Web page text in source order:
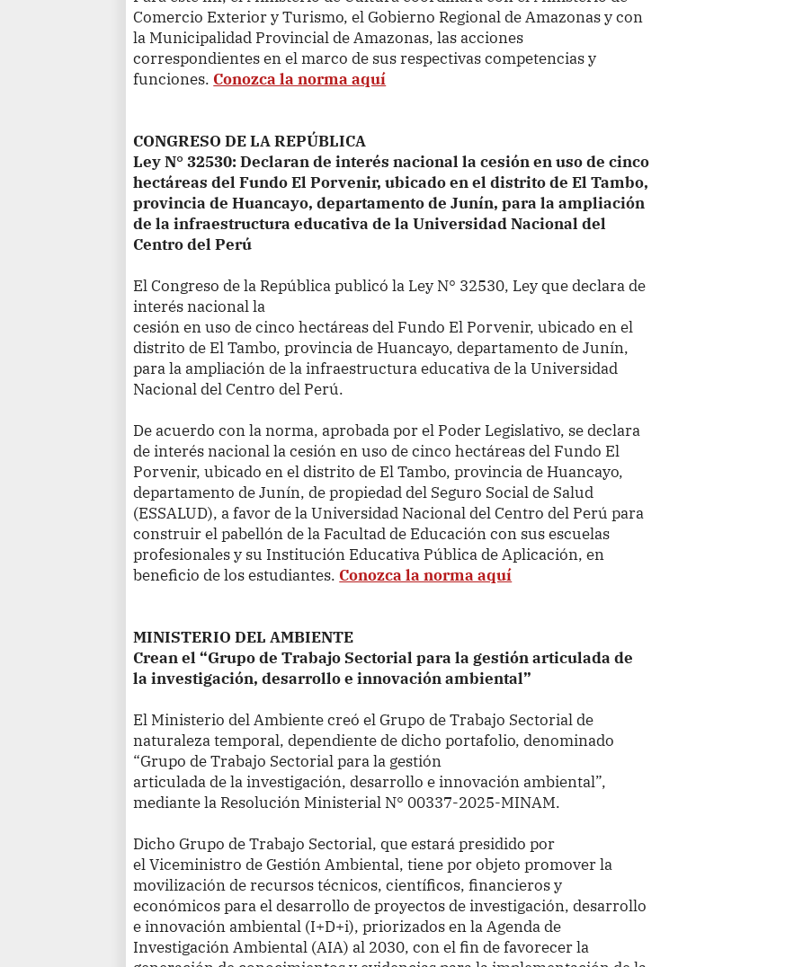
Comercio Exterior y Turismo, el Gobierno Regional de Amazonas y con
la Municipalidad Provincial de Amazonas, las acciones
correspondientes en el marco de sus respectivas competencias y
funciones. Conozca la norma aquí
CONGRESO DE LA REPÚBLICA
Ley N° 32530: Declaran de interés nacional la cesión en uso de cinco
hectáreas del Fundo El Porvenir, ubicado en el distrito de El Tambo,
provincia de Huancayo, departamento de Junín, para la ampliación
de la infraestructura educativa de la Universidad Nacional del
Centro del Perú
El Congreso de la República publicó la Ley N° 32530, Ley que declara de
interés nacional la
cesión en uso de cinco hectáreas del Fundo El Porvenir, ubicado en el
distrito de El Tambo, provincia de Huancayo, departamento de Junín,
para la ampliación de la infraestructura educativa de la Universidad
Nacional del Centro del Perú.
De acuerdo con la norma, aprobada por el Poder Legislativo, sedeclara
de interés nacional la cesión en uso de cinco hectáreas del Fundo El
Porvenir, ubicado en el distrito de El Tambo, provincia de Huancayo,
departamento de Junín, de propiedad del Seguro Social de Salud
(ESSALUD), a favor de la Universidad Nacional del Centro del Perú para
construir el pabellón de la Facultad de Educación con sus escuelas
profesionales y su Institución Educativa Pública de Aplicación, en
beneficio de los estudiantes. Conozca la norma aquí
MINISTERIO DEL AMBIENTE
Crean el “Grupo de Trabajo Sectorial para la gestión articulada de
la investigación, desarrollo e innovación ambiental”
El Ministerio del Ambiente creóel Grupo de Trabajo Sectorial de
naturaleza temporal, dependiente de dicho portafolio, denominado
“Grupo de Trabajo Sectorial para la gestión
articulada de la investigación, desarrollo e innovación ambiental”,
mediante la Resolución Ministerial N° 00337-2025-MINAM.
Dicho Grupo de Trabajo Sectorial, que estará presidido por
elViceministro de Gestión Ambiental, tiene por objeto promover la
movilización de recursos técnicos, científicos, financieros y
económicos para el desarrollo de proyectos de investigación, desarrollo
e innovación ambiental (I+D+i), priorizados en la Agenda de
Investigación Ambiental (AIA) al 2030, con el fin de favorecer la